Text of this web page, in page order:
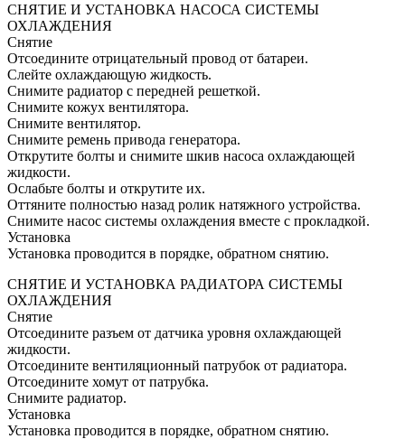
СНЯТИЕ И УСТАНОВКА НАСОСА СИСТЕМЫ
ОХЛАЖДЕНИЯ
Снятие
Отсоедините отрицательный провод от батареи.
Слейте охлаждающую жидкость.
Снимите радиатор с передней решеткой.
Снимите кожух вентилятора.
Снимите вентилятор.
Снимите ремень привода генератора.
Открутите болты и снимите шкив насоса охлаждающей
жидкости.
Ослабьте болты и открутите их.
Оттяните полностью назад ролик натяжного устройства.
Снимите насос системы охлаждения вместе с прокладкой.
Установка
Установка проводится в порядке, обратном снятию.
СНЯТИЕ И УСТАНОВКА РАДИАТОРА СИСТЕМЫ
ОХЛАЖДЕНИЯ
Снятие
Отсоедините разъем от датчика уровня охлаждающей
жидкости.
Отсоедините вентиляционный патрубок от радиатора.
Отсоедините хомут от патрубка.
Снимите радиатор.
Установка
Установка проводится в порядке, обратном снятию.